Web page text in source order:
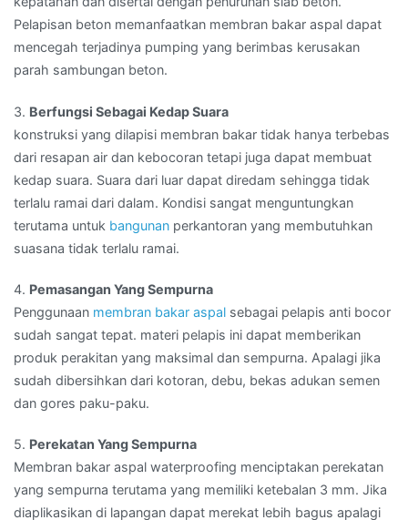
Pelapisan beton memanfaatkan membran bakar aspal dapat
mencegah terjadinya pumping yang berimbas kerusakan
parah sambungan beton.
3. Berfungsi Sebagai Kedap Suara
konstruksi yang dilapisi membran bakar tidak hanya terbebas
dari resapan air dan kebocoran tetapi juga dapat membuat
kedap suara. Suara dari luar dapat diredam sehingga tidak
terlalu ramai dari dalam. Kondisi sangat menguntungkan
terutama untuk bangunan perkantoran yang membutuhkan
suasana tidak terlalu ramai.
4. Pemasangan Yang Sempurna
Penggunaan membran bakar aspal sebagai pelapis anti bocor
sudah sangat tepat. materi pelapis ini dapat memberikan
produk perakitan yang maksimal dan sempurna. Apalagi jika
sudah dibersihkan dari kotoran, debu, bekas adukan semen
dan gores paku-paku.
5. Perekatan Yang Sempurna
Membran bakar aspal waterproofing menciptakan perekatan
yang sempurna terutama yang memiliki ketebalan 3 mm. Jika
diaplikasikan di lapangan dapat merekat lebih bagus apalagi